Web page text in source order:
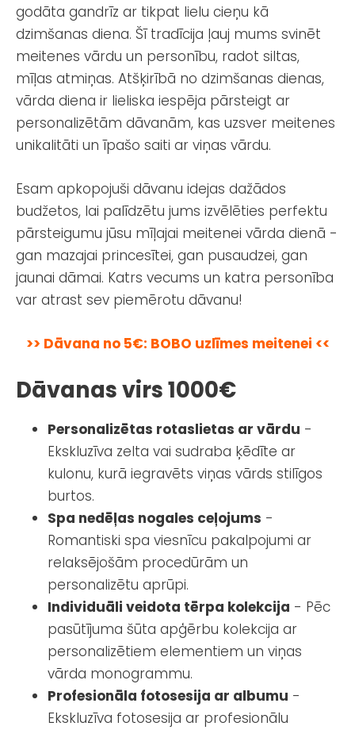
godāta gandrīz ar tikpat lielu cieņu kā
dzimšanas diena. Šī tradīcija ļauj mums svinēt
meitenes vārdu un personību, radot siltas,
mīļas atmiņas. Atšķirībā no dzimšanas dienas,
vārda diena ir lieliska iespēja pārsteigt ar
personalizētām dāvanām, kas uzsver meitenes
unikalitāti un īpašo saiti ar viņas vārdu.
Esam apkopojuši dāvanu idejas dažādos
budžetos, lai palīdzētu jums izvēlēties perfektu
pārsteigumu jūsu mīļajai meitenei vārda dienā -
gan mazajai princesītei, gan pusaudzei, gan
jaunai dāmai. Katrs vecums un katra personība
var atrast sev piemērotu dāvanu!
>> Dāvana no 5€: BOBO uzlīmes meitenei <<
Dāvanas virs 1000€
Personalizētas rotaslietas ar vārdu -
Ekskluzīva zelta vai sudraba ķēdīte ar
kulonu, kurā iegravēts viņas vārds stilīgos
burtos.
Spa nedēļas nogales ceļojums -
Romantiski spa viesnīcu pakalpojumi ar
relaksējošām procedūrām un
personalizētu aprūpi.
Individuāli veidota tērpa kolekcija - Pēc
pasūtījuma šūta apģērbu kolekcija ar
personalizētiem elementiem un viņas
vārda monogrammu.
Profesionāla fotosesija ar albumu -
Ekskluzīva fotosesija ar profesionālu